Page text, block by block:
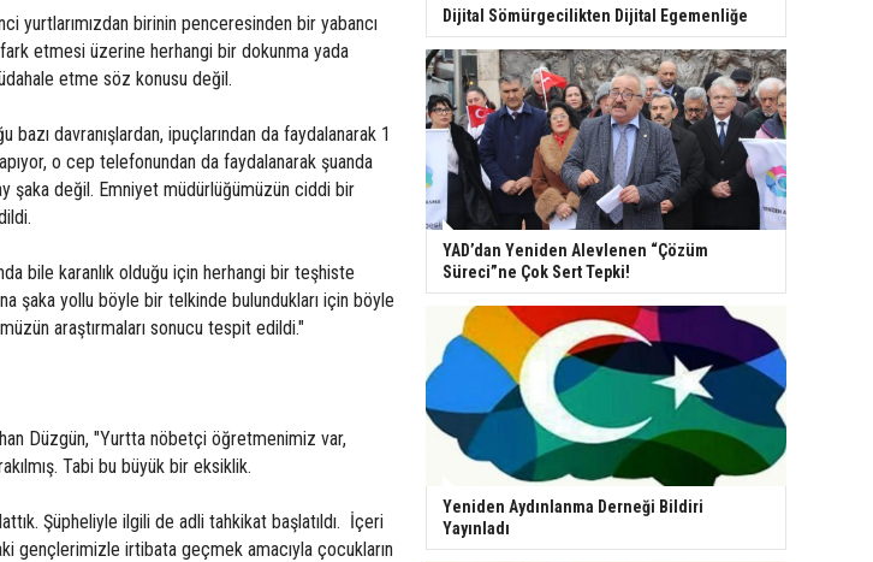
birinin penceresinden bir yabancı
etmesi üzerine herhangi bir dokunma yada
etme söz konusu değil.
davranışlardan, ipuçlarından da faydalanarak 1
o cep telefonundan da faydalanarak şuanda
şaka değil. Emniyet müdürlüğümüzün ciddi bir
bile karanlık olduğu için herhangi bir teşhiste
şaka yollu böyle bir telkinde bulundukları için böyle
araştırmaları sonucu tespit edildi."
Düzgün, "Yurtta nöbetçi öğretmenimiz var,
Tabi bu büyük bir eksiklik.
Şüpheliyle ilgili de adli tahkikat başlatıldı. İçeri
gençlerimizle irtibata geçmek amacıyla çocukların
Dijital Sömürgecilikten Dijital Egemenliğe
YAD’dan Yeniden Alevlenen “Çözüm
Süreci”ne Çok Sert Tepki!
Yeniden Aydınlanma Derneği Bildiri
Yayınladı